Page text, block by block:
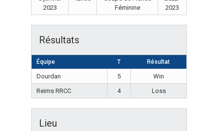
2023
Féminine
2023
Résultats
Équipe T Résultat
Dourdan 5
Win
Reims RRCC
4 Loss
Lieu